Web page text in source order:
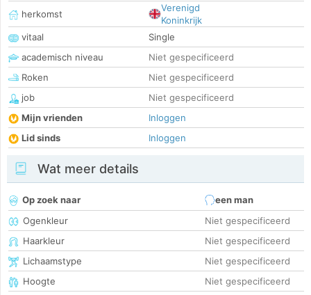
herkomst
Verenigd
Koninkrijk
vitaal
Single
academisch niveau
Niet gespecificeerd
Roken
Niet gespecificeerd
job
Niet gespecificeerd
Mijn vrienden
Inloggen
Lid sinds
Inloggen
Wat meer details
Op zoek naar
een man
Ogenkleur
Niet gespecificeerd
Haarkleur
Niet gespecificeerd
Lichaamstype
Niet gespecificeerd
Hoogte
Niet gespecificeerd